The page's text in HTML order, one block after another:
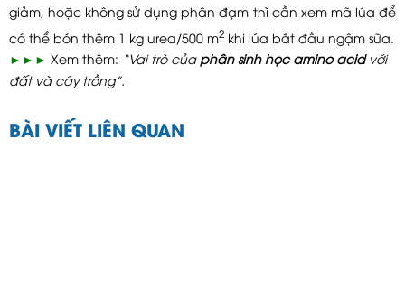
giảm, hoặc không sử dụng phân đạm thì cần xem mã lúa để
có thể bón thêm 1 kg urea/500 m2 khi lúa bắt đầu ngậm sữa.
►►► Xem thêm: “Vai trò của phân sinh học amino acid với
đất và cây trồng”.
BÀI VIẾT LIÊN QUAN